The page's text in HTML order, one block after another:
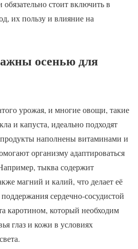
стоит включить в
их пользу и влияние на
осенью для
урожая, и многие овощи, такие
и капуста, идеально подходят
наполнены витаминами и
организму адаптироваться
тыква содержит
магний и калий, что делает её
сердечно-сосудистой
каротином, который необходим
глаз и кожи в условиях